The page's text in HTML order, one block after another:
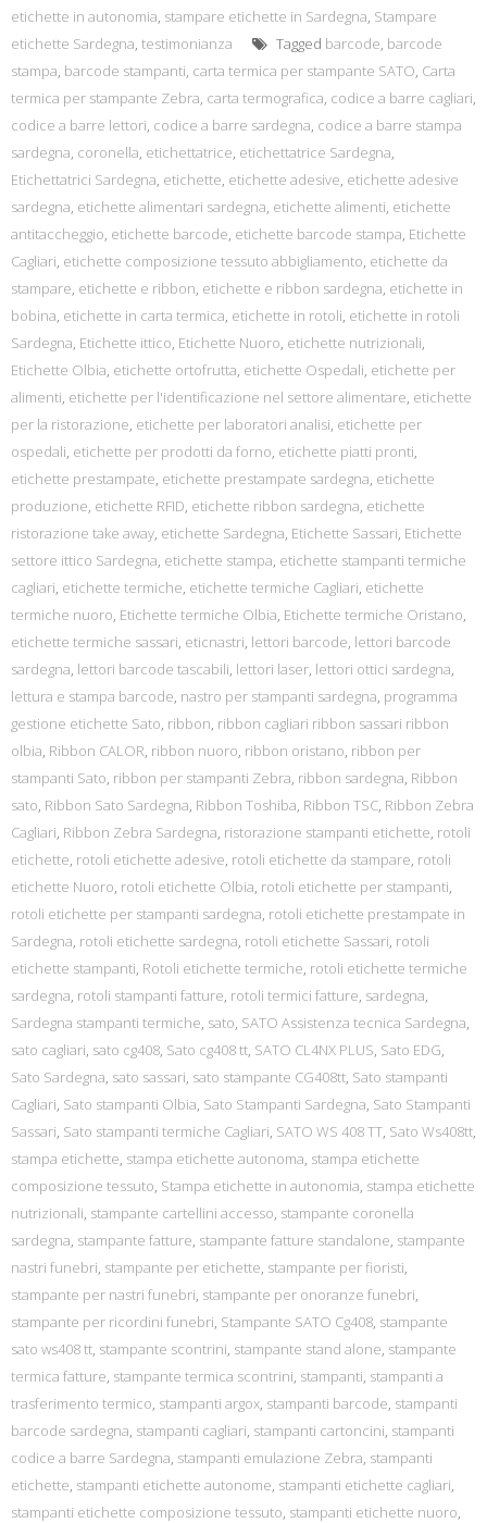
etichette in autonomia, stampare etichette in Sardegna, Stampare
etichette Sardegna, testimonianza Tagged barcode, barcode
stampa, barcode stampanti, carta termica per stampante SATO, Carta
termica per stampante Zebra, carta termografica, codice a barre cagliari,
codice a barre lettori, codice a barre sardegna, codice a barre stampa
sardegna, coronella, etichettatrice, etichettatrice Sardegna,
Etichettatrici Sardegna, etichette, etichette adesive, etichette adesive
sardegna, etichette alimentari sardegna, etichette alimenti, etichette
antitaccheggio, etichette barcode, etichette barcode stampa, Etichette
Cagliari, etichette composizione tessuto abbigliamento, etichette da
stampare, etichette e ribbon, etichette e ribbon sardegna, etichette in
bobina, etichette in carta termica, etichette in rotoli, etichette in rotoli
Sardegna, Etichette ittico, Etichette Nuoro, etichette nutrizionali,
Etichette Olbia, etichette ortofrutta, etichette Ospedali, etichette per
alimenti, etichette per l'identificazione nel settore alimentare, etichette
per la ristorazione, etichette per laboratori analisi, etichette per
ospedali, etichette per prodotti da forno, etichette piatti pronti,
etichette prestampate, etichette prestampate sardegna, etichette
produzione, etichette RFID, etichette ribbon sardegna, etichette
ristorazione take away, etichette Sardegna, Etichette Sassari, Etichette
settore ittico Sardegna, etichette stampa, etichette stampanti termiche
cagliari, etichette termiche, etichette termiche Cagliari, etichette
termiche nuoro, Etichette termiche Olbia, Etichette termiche Oristano,
etichette termiche sassari, eticnastri, lettori barcode, lettori barcode
sardegna, lettori barcode tascabili, lettori laser, lettori ottici sardegna,
lettura e stampa barcode, nastro per stampanti sardegna, programma
gestione etichette Sato, ribbon, ribbon cagliari ribbon sassari ribbon
olbia, Ribbon CALOR, ribbon nuoro, ribbon oristano, ribbon per
stampanti Sato, ribbon per stampanti Zebra, ribbon sardegna, Ribbon
sato, Ribbon Sato Sardegna, Ribbon Toshiba, Ribbon TSC, Ribbon Zebra
Cagliari, Ribbon Zebra Sardegna, ristorazione stampanti etichette, rotoli
etichette, rotoli etichette adesive, rotoli etichette da stampare, rotoli
etichette Nuoro, rotoli etichette Olbia, rotoli etichette per stampanti,
rotoli etichette per stampanti sardegna, rotoli etichette prestampate in
Sardegna, rotoli etichette sardegna, rotoli etichette Sassari, rotoli
etichette stampanti, Rotoli etichette termiche, rotoli etichette termiche
sardegna, rotoli stampanti fatture, rotoli termici fatture, sardegna,
Sardegna stampanti termiche, sato, SATO Assistenza tecnica Sardegna,
sato cagliari, sato cg408, Sato cg408 tt, SATO CL4NX PLUS, Sato EDG,
Sato Sardegna, sato sassari, sato stampante CG408tt, Sato stampanti
Cagliari, Sato stampanti Olbia, Sato Stampanti Sardegna, Sato Stampanti
Sassari, Sato stampanti termiche Cagliari, SATO WS 408 TT, Sato Ws408tt,
stampa etichette, stampa etichette autonoma, stampa etichette
composizione tessuto, Stampa etichette in autonomia, stampa etichette
nutrizionali, stampante cartellini accesso, stampante coronella
sardegna, stampante fatture, stampante fatture standalone, stampante
nastri funebri, stampante per etichette, stampante per fioristi,
stampante per nastri funebri, stampante per onoranze funebri,
stampante per ricordini funebri, Stampante SATO Cg408, stampante
sato ws408 tt, stampante scontrini, stampante stand alone, stampante
termica fatture, stampante termica scontrini, stampanti, stampanti a
trasferimento termico, stampanti argox, stampanti barcode, stampanti
barcode sardegna, stampanti cagliari, stampanti cartoncini, stampanti
codice a barre Sardegna, stampanti emulazione Zebra, stampanti
etichette, stampanti etichette autonome, stampanti etichette cagliari,
stampanti etichette composizione tessuto, stampanti etichette nuoro,